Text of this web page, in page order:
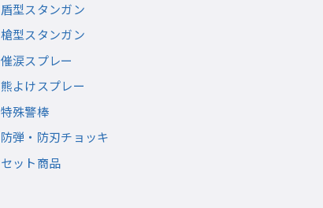
盾型スタンガン
槍型スタンガン
催涙スプレー
熊よけスプレー
特殊警棒
防弾・防刃チョッキ
セット商品